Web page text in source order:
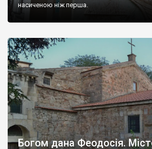
насиченою ніж перша.
Богом дана Феодосія.